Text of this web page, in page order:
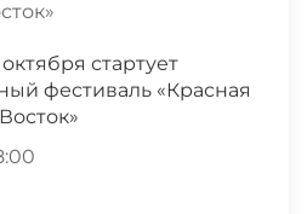
стартует
фестиваль «Красная